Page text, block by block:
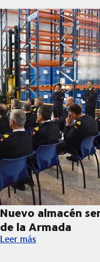
Nuevo almacén
de la Armada
Nuevo almacén
Leer más